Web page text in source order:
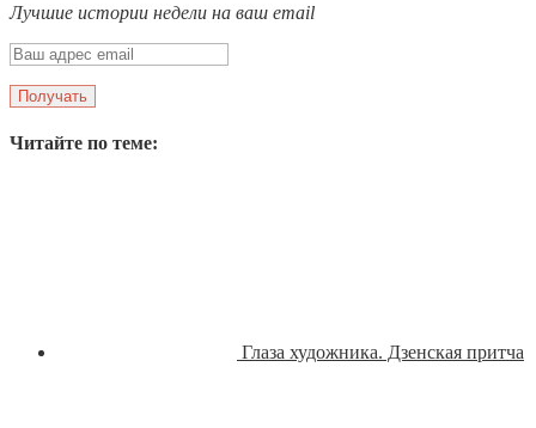
Лучшие истории недели на ваш email
Читайте по теме:
Глаза художника. Дзенская притча